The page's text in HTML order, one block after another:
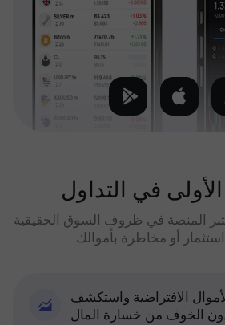
في التداول
المنصة في ظروف السوق الحقيقية
أو مخاطرة بأموالك
الافتراضية واستكشف
الخوف من خسارة المال